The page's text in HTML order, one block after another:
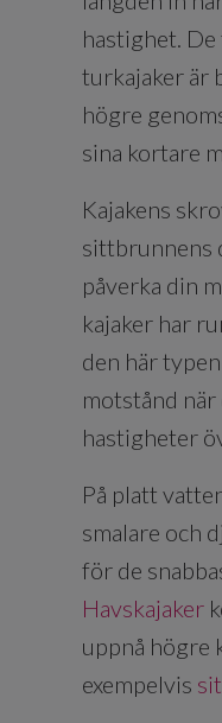
hastighet.
turkajaker är
högre
sina kortare
Kajakens
sittbrunnens
påverka din
kajaker har
den här
motstånd när
hastigheter
På platt
smalare och
för de
Havskajaker
uppnå högre
exempelvis